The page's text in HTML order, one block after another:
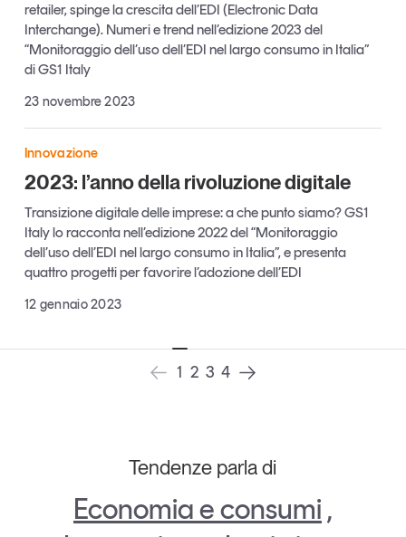
Tendenze è il magazine di GS1 Italy che racconta in
modo indipendente il cambiamento e le sfide del largo
consumo e dell’economia a professionisti e
GS1 Italy
GS1 Italy
retailer, spinge la crescita dell’EDI (Electronic Data
Interchange). Numeri e trend nell’edizione 2023 del
“Monitoraggio dell’uso dell’EDI nel largo consumo in Italia”
di GS1 Italy
23 novembre 2023
Innovazione
2023: l’anno della rivoluzione digitale
Transizione digitale delle imprese: a che punto siamo? GS1
Italy lo racconta nell’edizione 2022 del “Monitoraggio
dell’uso dell’EDI nel largo consumo in Italia”, e presenta
quattro progetti per favorire l’adozione dell’EDI
12 gennaio 2023
1 2 3 4
Tendenze parla di
Economia e consumi ,